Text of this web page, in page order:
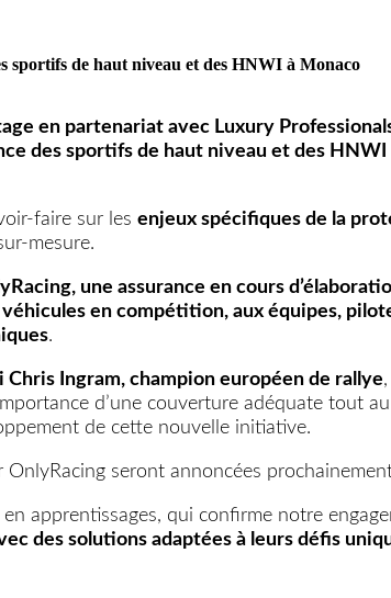
sportifs de haut niveau et des HNWI à Monaco
en partenariat avec Luxury
des sportifs de haut niveau et des HNWI
faire sur les enjeux spécifiques de la
mesure.
une assurance en cours
en compétition, aux équipes,
.
Chris Ingram, champion européen de rallye,
d’une couverture adéquate tout
de cette nouvelle initiative.
seront annoncées
apprentissages, qui confirme notre
des solutions adaptées à leurs défis